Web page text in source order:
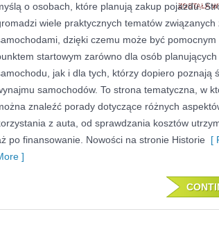
ZOSTAŁA
o osobach, które planują zakup pojazdu.
wiele praktycznych tematów związanych
dzięki czemu może być pomocnym
startowym zarówno dla osób planujących
jak i dla tych, którzy dopiero poznają
samochodów. To strona tematyczna, w
znaleźć porady dotyczące różnych
z auta, od sprawdzania kosztów
po finansowanie. Nowości na stronie Historie [
]